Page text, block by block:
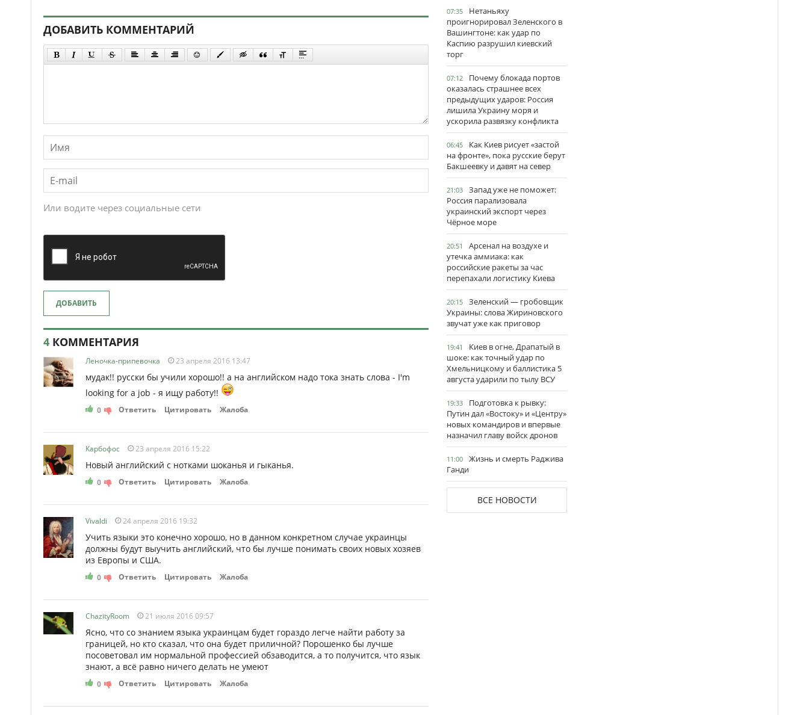
ДОБАВИТЬ КОММЕНТАРИЙ
Или водите через социальные сети
ДОБАВИТЬ
4 КОММЕНТАРИЯ
Леночка-припевочка 23 апреля 2016 13:47
мудак!! русски бы учили хорошо!! а на английском надо тока знать слова - I'm
looking for a job - я ищу работу!!
0 Ответить Цитировать Жалоба
Карбофос 23 апреля 2016 15:22
Новый английский с нотками шоканья и гыканья.
0 Ответить Цитировать Жалоба
Vivaldi 24 апреля 2016 19:32
Учить языки это конечно хорошо, но в данном конкретном случае украинцы
должны будут выучить английский, что бы лучше понимать своих новых хозяев
из Европы и США.
0 Ответить Цитировать Жалоба
ChazityRoom 21 июля 2016 09:57
Ясно, что со знанием языка украинцам будет гораздо легче найти работу за
границей, но кто сказал, что она будет приличной? Порошенко бы лучше
посоветовал им нормальной профессией обзаводится, а то получится, что язык
знают, а всё равно ничего делать не умеют
0 Ответить Цитировать Жалоба
07:35
Нетаньяху
проигнорировал Зеленского в
Вашингтоне: как удар по
Каспию разрушил киевский
торг
07:12
Почему блокада портов
оказалась страшнее всех
предыдущих ударов: Россия
лишила Украину моря и
ускорила развязку конфликта
06:45
Как Киев рисует «застой
на фронте», пока русские берут
Бакшеевку и давят на север
21:03
Запад уже не поможет:
Россия парализовала
украинский экспорт через
Чёрное море
20:51
Арсенал на воздухе и
утечка аммиака: как
российские ракеты за час
перепахали логистику Киева
20:15
Зеленский — гробовщик
Украины: слова Жириновского
звучат уже как приговор
19:41
Киев в огне, Драпатый в
шоке: как точный удар по
Хмельницкому и баллистика 5
августа ударили по тылу ВСУ
19:33
Подготовка к рывку:
Путин дал «Востоку» и «Центру»
новых командиров и впервые
назначил главу войск дронов
11:00
Жизнь и смерть Раджива
Ганди
ВСЕ НОВОСТИ